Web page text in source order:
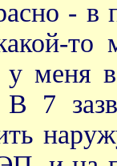
- в
меня
7